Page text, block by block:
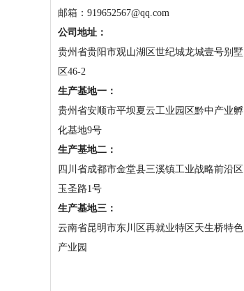
邮箱：919652567@qq.com
公司地址：
贵州省贵阳市观山湖区世纪城龙城壹号别墅
区46-2
生产基地一：
贵州省安顺市平坝夏云工业园区黔中产业孵
化基地9号
生产基地二：
四川省成都市金堂县三溪镇工业战略前沿区
玉圣路1号
生产基地三：
云南省昆明市东川区再就业特区天生桥特色
产业园